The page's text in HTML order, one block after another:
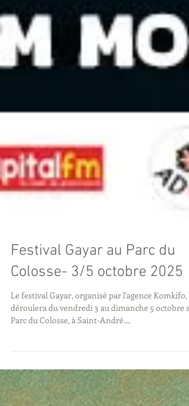
Festival Gayar au Parc du
Colosse- 3/5 octobre 2025
Le festival Gayar, organisé par l'agence Komkifo,
Parc du Colosse, à Saint-André....